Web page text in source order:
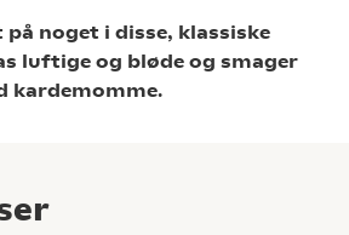
på noget i disse, klassiske
luftige og bløde og smager
kardemomme.